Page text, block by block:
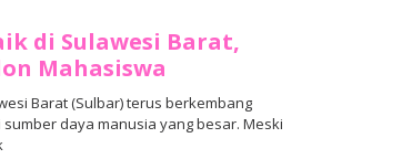
di Sulawesi Barat,
Mahasiswa
Barat (Sulbar) terus berkembang
daya manusia yang besar. Meski